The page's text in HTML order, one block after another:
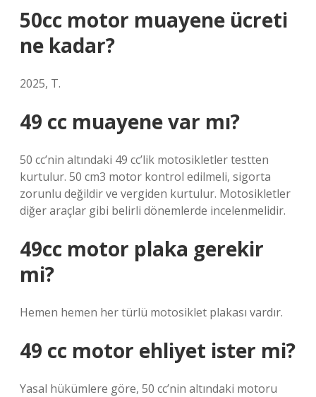
50cc motor muayene ücreti
ne kadar?
2025, T.
49 cc muayene var mı?
50 cc’nin altındaki 49 cc’lik motosikletler testten
kurtulur. 50 cm3 motor kontrol edilmeli, sigorta
zorunlu değildir ve vergiden kurtulur. Motosikletler
diğer araçlar gibi belirli dönemlerde incelenmelidir.
49cc motor plaka gerekir
mi?
Hemen hemen her türlü motosiklet plakası vardır.
49 cc motor ehliyet ister mi?
Yasal hükümlere göre, 50 cc’nin altındaki motoru